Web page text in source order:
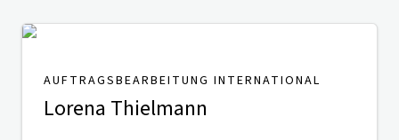
AUFTRAGSBEARBEITUNG INTERNATIONAL
Lorena Thielmann